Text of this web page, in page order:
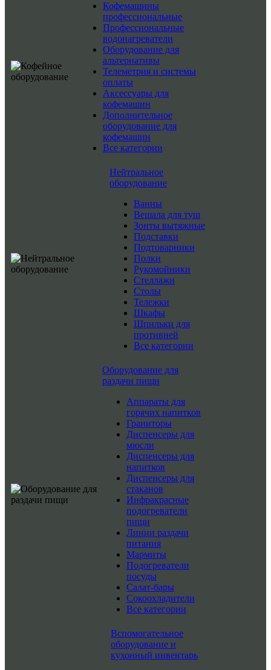
Кофемашины
профессиональные
Профессиональные
водонагреватели
Оборудование для
альтернативы
Телеметрия и системы
оплаты
Аксессуары для
кофемашин
Дополнительное
оборудование для
кофемашин
Все категории
Нейтральное
оборудование
Ванны
Вешала для туш
Зонты вытяжные
Подставки
Подтоварники
Полки
Рукомойники
Стеллажи
Столы
Тележки
Шкафы
Шпильки для
противней
Все категории
Оборудование для
раздачи пищи
Аппараты для
горячих напитков
Граниторы
Диспенсеры для
мюсли
Диспенсеры для
напитков
Диспенсеры для
стаканов
Инфракрасные
подогреватели
пищи
Линии раздачи
питания
Мармиты
Подогреватели
посуды
Салат-бары
Сокоохладители
Все категории
Вспомогательное
оборудование и
кухонный инвентарь